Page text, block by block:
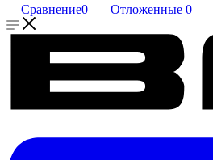
Сравнение0 Отложенные 0